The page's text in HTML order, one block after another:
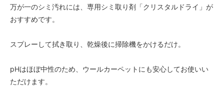
万が一のシミ汚れには、専用シミ取り剤「クリスタルドライ」が
おすすめです。
スプレーして拭き取り、乾燥後に掃除機をかけるだけ。
pHはほぼ中性のため、ウールカーペットにも安心してお使いい
ただけます。